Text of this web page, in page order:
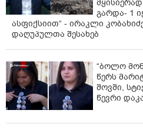
გარდა- 1
ასფიქსიით“ - ირაკლი
დაღუპულთა შესახებ
“ბოლო
წერს
შოვში,
წევრი